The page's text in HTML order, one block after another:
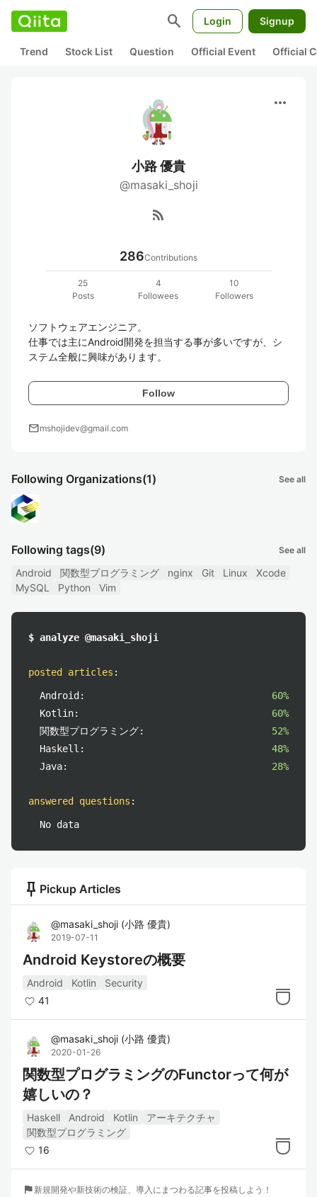
search Login Signup
Trend Stock List Question Official Event Official
more_horiz
小路 優貴
@masaki_shoji
rss_feed
286Contributions
25
Posts
4
Followees
10
Followers
ソフトウェアエンジニア。
仕事では主にAndroid開発を担当する事が多いですが、シ
ステム全般に興味があります。
Follow
mailmshojidev@gmail.com
Following Organizations(1) See all
Following tags(9) See all
Android 関数型プログラミング nginx Git Linux
Xcode
MySQL
Python Vim
$ analyze @masaki_shoji
posted articles :
Android:
60%
Kotlin:
60%
関数型プログラミング:
52%
Haskell:
48%
Java:
28%
answered questions :
No data
push_pin Pickup Articles
@masaki_shoji (小路 優貴)
2019-07-11
Android Keystoreの概要
Android Kotlin
Security
41
@masaki_shoji (小路 優貴)
2020-01-26
関数型プログラミングのFunctorって何が
嬉しいの？
Haskell Android Kotlin
アーキテクチャ
関数型プログラミング
16
flag 新規開発や新技術の検証、導入にまつわる記事を投稿しよう！